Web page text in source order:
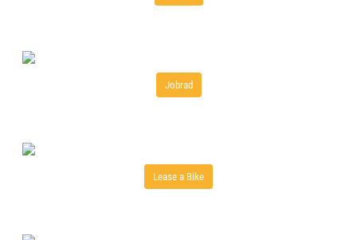
Jobrad
Lease a Bike